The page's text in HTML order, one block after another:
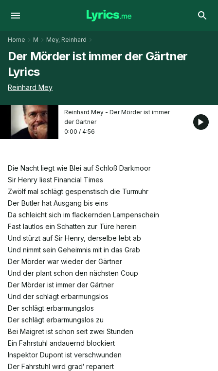
Home M Mey, Reinhard
Der Mörder ist immer der Gärtner
Lyrics
Reinhard Mey
Reinhard Mey - Der Mörder ist immer
der Gärtner
0:00 / 4:56
Die Nacht liegt wie Blei auf Schloß Darkmoor
Sir Henry liest Financial Times
Zwölf mal schlägt gespenstisch die Turmuhr
Der Butler hat Ausgang bis eins
Da schleicht sich im flackernden Lampenschein
Fast lautlos ein Schatten zur Türe herein
Und stürzt auf Sir Henry, derselbe lebt ab
Und nimmt sein Geheimnis mit in das Grab
Der Mörder war wieder der Gärtner
Und der plant schon den nächsten Coup
Der Mörder ist immer der Gärtner
Und der schlägt erbarmungslos
Der schlägt erbarmungslos
Der schlägt erbarmungslos zu
Bei Maigret ist schon seit zwei Stunden
Ein Fahrstuhl andauernd blockiert
Inspektor Dupont ist verschwunden
Der Fahrstuhl wird grad′ repariert